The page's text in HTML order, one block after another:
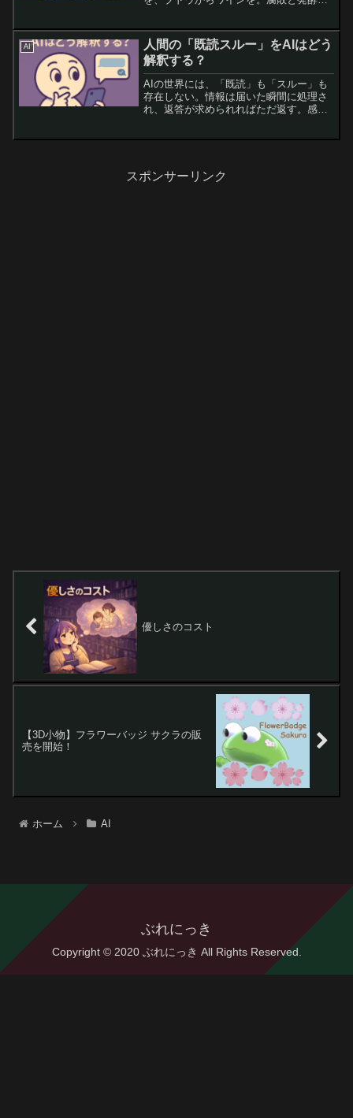
タ」が発酵することがあったら？発酵デ
ータは、ただのコピーや蓄積...
AI
人間の「既読スルー」をAIはどう
解釈する？
AIの世界には、「既読」も「スルー」も
存在しない。情報は届いた瞬間に処理さ
れ、返答が求められればただ返す。感情
スポンサーリンク
優しさのコスト
【3D小物】フラワーバッジ サクラの販
売を開始！
ホーム AI
ぶれにっき
Copyright © 2020 ぶれにっき All Rights Reserved.